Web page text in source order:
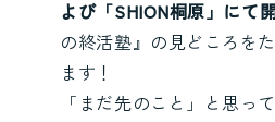
よび「SHION桐原」にて
の終活塾』の見どころを
ます！
「まだ先のこと」と思っ